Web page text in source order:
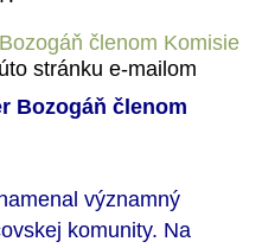
členom Komisie
Bozogáň členom
významný
komunity. Na